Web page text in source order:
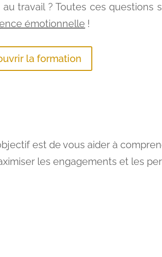
travail ? Toutes ces questions
émotionnelle !
la formation
est de vous aider à
les engagements et les